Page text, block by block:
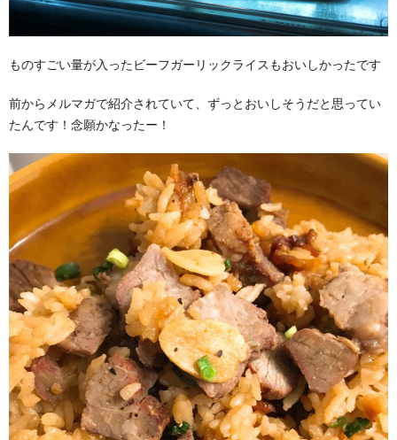
ものすごい量が入ったビーフガーリックライスもおいしかったです
前からメルマガで紹介されていて、ずっとおいしそうだと思ってい
たんです！念願かなったー！